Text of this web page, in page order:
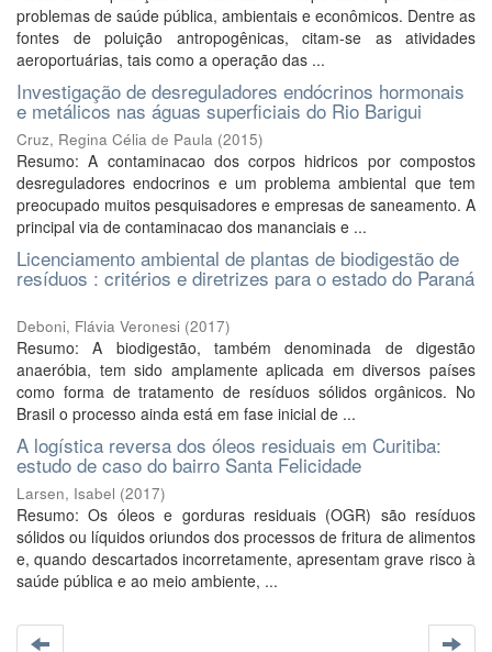
problemas de saúde pública, ambientais e econômicos. Dentre as
fontes de poluição antropogênicas, citam-se as atividades
aeroportuárias, tais como a operação das ...
Investigação de desreguladores endócrinos hormonais
e metálicos nas águas superficiais do Rio Barigui
Cruz, Regina Célia de Paula (2015)
Resumo: A contaminacao dos corpos hidricos por compostos
desreguladores endocrinos e um problema ambiental que tem
preocupado muitos pesquisadores e empresas de saneamento. A
principal via de contaminacao dos mananciais e ...
Licenciamento ambiental de plantas de biodigestão de
resíduos : critérios e diretrizes para o estado do Paraná
Deboni, Flávia Veronesi (2017)
Resumo: A biodigestão, também denominada de digestão
anaeróbia, tem sido amplamente aplicada em diversos países
como forma de tratamento de resíduos sólidos orgânicos. No
Brasil o processo ainda está em fase inicial de ...
A logística reversa dos óleos residuais em Curitiba:
estudo de caso do bairro Santa Felicidade
Larsen, Isabel (2017)
Resumo: Os óleos e gorduras residuais (OGR) são resíduos
sólidos ou líquidos oriundos dos processos de fritura de alimentos
e, quando descartados incorretamente, apresentam grave risco à
saúde pública e ao meio ambiente, ...